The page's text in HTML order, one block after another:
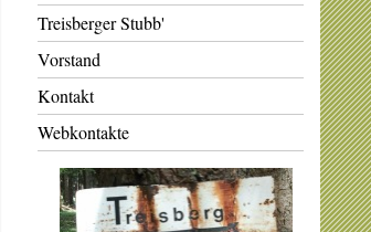
Treisberger Stubb'
Vorstand
Kontakt
Webkontakte